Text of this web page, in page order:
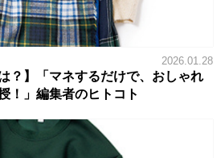
2026.01.28
？】「マネするだけで、おしゃれ
！」編集者のヒトコト